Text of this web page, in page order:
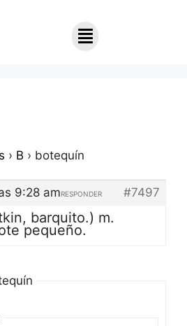
› B › botequín
9:28 am #7497
RESPONDER
barquito.) m.
pequeño.